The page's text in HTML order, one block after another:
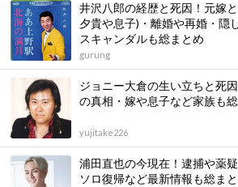
井沢八郎の経歴と死因！元嫁
夕貴や息子)・離婚や再婚・隠
スキャンダルも総まとめ
gurung
ジョニー大倉の生い立ちと死
の真相・嫁や息子など家族も
yujitake226
浦田直也の今現在！逮捕や薬
ソロ復帰など最新情報も総ま